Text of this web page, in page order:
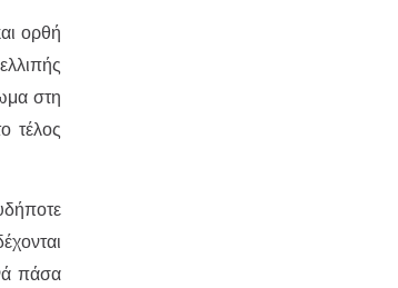
ορθή
στη
τέλος
πάσα